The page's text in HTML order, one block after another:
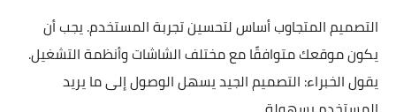
التصميم المتجاوب أساس لتحسين تجربة المستخدم. يجب أن
يكون موقعك متوافقًا مع مختلف الشاشات وأنظمة التشغيل.
يقول الخبراء: التصميم الجيد يسهل الوصول إلى ما يريد